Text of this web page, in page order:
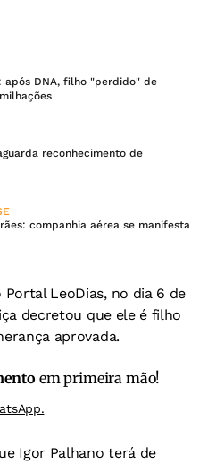
após DNA, filho "perdido" de
reconhecimento de
companhia aérea se manifesta
LeoDias, no dia 6 de
decretou que ele é filho
aprovada.
em primeira mão!
Igor Palhano terá de